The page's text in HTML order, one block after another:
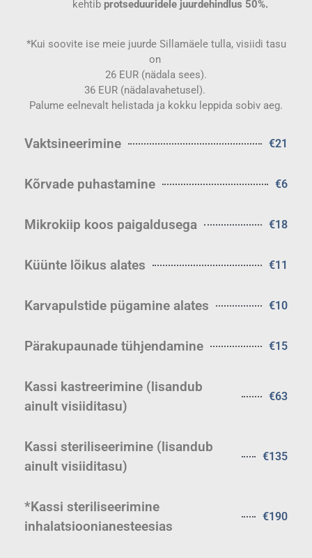
kehtib protseduuridele juurdehindlus 50%.
*Kui soovite ise meie juurde Sillamäele tulla, visiidi tasu
on
26 EUR (nädala sees).
36 EUR (nädalavahetusel).
Palume eelnevalt helistada ja kokku leppida sobiv aeg.
Vaktsineerimine €21
Kõrvade puhastamine €6
Mikrokiip koos paigaldusega €18
Küünte lõikus alates €11
Karvapulstide pügamine alates €10
Pärakupaunade tühjendamine €15
Kassi kastreerimine (lisandub
ainult visiiditasu)
€63
Kassi steriliseerimine (lisandub
ainult visiiditasu)
€135
*Kassi steriliseerimine
inhalatsioonianesteesias
€190